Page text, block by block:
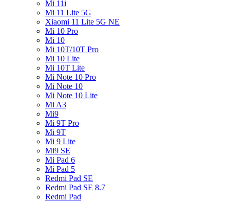
Mi 11i
Mi 11 Lite 5G
Xiaomi 11 Lite 5G NE
Mi 10 Pro
Mi 10
Mi 10T/10T Pro
Mi 10 Lite
Mi 10T Lite
Mi Note 10 Pro
Mi Note 10
Mi Note 10 Lite
Mi A3
Mi9
Mi 9T Pro
Mi 9T
Mi 9 Lite
Mi9 SE
Mi Pad 6
Mi Pad 5
Redmi Pad SE
Redmi Pad SE 8.7
Redmi Pad